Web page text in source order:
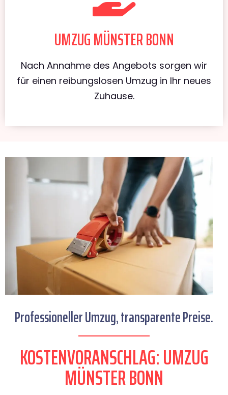
UMZUG MÜNSTER BONN
Nach Annahme des Angebots sorgen wir
für einen reibungslosen Umzug in Ihr neues
Zuhause.
Professioneller Umzug, transparente Preise.
KOSTENVORANSCHLAG: UMZUG
MÜNSTER BONN